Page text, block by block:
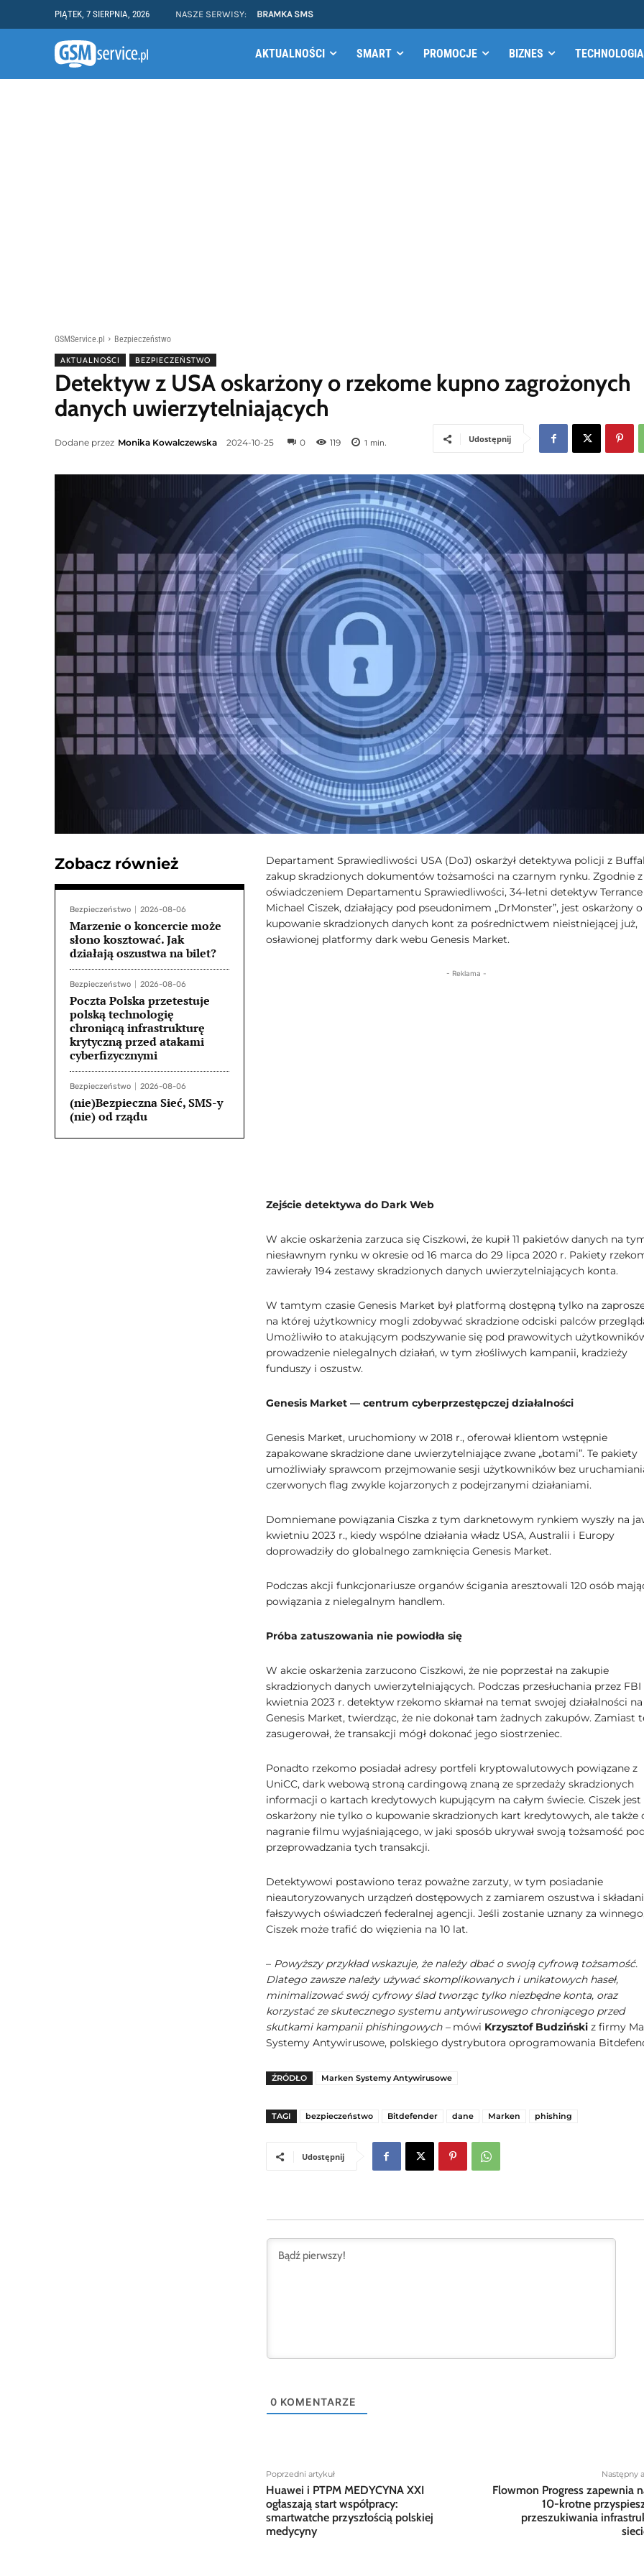
PIĄTEK, 7 SIERPNIA, 2026 NASZE SERWISY: BRAMKA SMS
AKTUALNOŚCI SMART PROMOCJE BIZNES
GSMService.pl Bezpieczeństwo
AKTUALNOŚCI BEZPIECZEŃSTWO
Detektyw z USA oskarżony o rzekome kupno zagrożonych
danych uwierzytelniających
Dodane przez Monika Kowalczewska 2024-10-25 0 119 1 min. Udostępnij
Zobacz również
Bezpieczeństwo 2026-08-06
Marzenie o koncercie może
słono kosztować. Jak
działają oszustwa na bilet?
Bezpieczeństwo 2026-08-06
Poczta Polska przetestuje
polską technologię
chroniącą infrastrukturę
krytyczną przed atakami
cyberfizycznymi
Bezpieczeństwo 2026-08-06
(nie)Bezpieczna Sieć, SMS-y
(nie) od rządu
Departament Sprawiedliwości USA (DoJ) oskarżył detektywa policji z
zakup skradzionych dokumentów tożsamości na czarnym rynku. Zgodnie z
oświadczeniem Departamentu Sprawiedliwości, 34-letni detektyw Terrance
Michael Ciszek, działający pod pseudonimem „DrMonster”, jest oskarżony o
kupowanie skradzionych danych kont za pośrednictwem nieistniejącej już,
osławionej platformy dark webu Genesis Market.
- Reklama -
Zejście detektywa do Dark Web
W akcie oskarżenia zarzuca się Ciszkowi, że kupił 11 pakietów danych na
niesławnym rynku w okresie od 16 marca do 29 lipca 2020 r. Pakiety
zawierały 194 zestawy skradzionych danych uwierzytelniających konta.
W tamtym czasie Genesis Market był platformą dostępną tylko na
na której użytkownicy mogli zdobywać skradzione odciski palców
Umożliwiło to atakującym podszywanie się pod prawowitych
prowadzenie nielegalnych działań, w tym złośliwych kampanii, kradzieży
funduszy i oszustw.
Genesis Market — centrum cyberprzestępczej działalności
Genesis Market, uruchomiony w 2018 r., oferował klientom wstępnie
zapakowane skradzione dane uwierzytelniające zwane „botami”. Te pakiety
umożliwiały sprawcom przejmowanie sesji użytkowników bez
czerwonych flag zwykle kojarzonych z podejrzanymi działaniami.
Domniemane powiązania Ciszka z tym darknetowym rynkiem wyszły na
kwietniu 2023 r., kiedy wspólne działania władz USA, Australii i Europy
doprowadziły do ​​globalnego zamknięcia Genesis Market.
Podczas akcji funkcjonariusze organów ścigania aresztowali 120 osób
powiązania z nielegalnym handlem.
Próba zatuszowania nie powiodła się
W akcie oskarżenia zarzucono Ciszkowi, że nie poprzestał na zakupie
skradzionych danych uwierzytelniających. Podczas przesłuchania przez FBI
kwietnia 2023 r. detektyw rzekomo skłamał na temat swojej działalności na
Genesis Market, twierdząc, że nie dokonał tam żadnych zakupów. Zamiast
zasugerował, że transakcji mógł dokonać jego siostrzeniec.
Ponadto rzekomo posiadał adresy portfeli kryptowalutowych powiązane z
UniCC, dark webową stroną cardingową znaną ze sprzedaży skradzionych
informacji o kartach kredytowych kupującym na całym świecie. Ciszek jest
oskarżony nie tylko o kupowanie skradzionych kart kredytowych, ale także
nagranie filmu wyjaśniającego, w jaki sposób ukrywał swoją tożsamość
przeprowadzania tych transakcji.
Detektywowi postawiono teraz poważne zarzuty, w tym posiadanie
nieautoryzowanych urządzeń dostępowych z zamiarem oszustwa i
fałszywych oświadczeń federalnej agencji. Jeśli zostanie uznany za
Ciszek może trafić do więzienia na 10 lat.
–Powyższy przykład wskazuje, że należy dbać o swoją cyfrową tożsamość.
Dlatego zawsze należy używać skomplikowanych i unikatowych haseł,
minimalizować swój cyfrowy ślad tworząc tylko niezbędne konta, oraz
korzystać ze skutecznego systemu antywirusowego chroniącego przed
skutkami kampanii phishingowych – mówi Krzysztof Budzińskiz firmy
Systemy Antywirusowe, polskiego dystrybutora oprogramowania
ŹRÓDŁO Marken Systemy Antywirusowe
TAGI bezpieczeństwo Bitdefender dane Marken phishing
Udostępnij
0 KOMENTARZE
Poprzedni artykuł
Huawei i PTPM MEDYCYNA XXI
ogłaszają start współpracy:
smartwatche przyszłością polskiej
medycyny
Następny
Flowmon Progress zapewnia
10-krotne
przeszukiwania